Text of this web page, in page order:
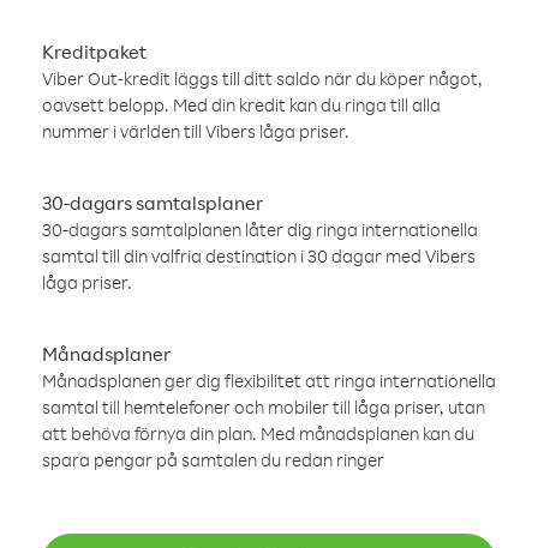
Kreditpaket
Viber Out-kredit läggs till ditt saldo när du köper något,
oavsett belopp. Med din kredit kan du ringa till alla
nummer i världen till Vibers låga priser.
30-dagars samtalsplaner
30-dagars samtalplanen låter dig ringa internationella
samtal till din valfria destination i 30 dagar med Vibers
låga priser.
Månadsplaner
Månadsplanen ger dig flexibilitet att ringa internationella
samtal till hemtelefoner och mobiler till låga priser, utan
att behöva förnya din plan. Med månadsplanen kan du
spara pengar på samtalen du redan ringer